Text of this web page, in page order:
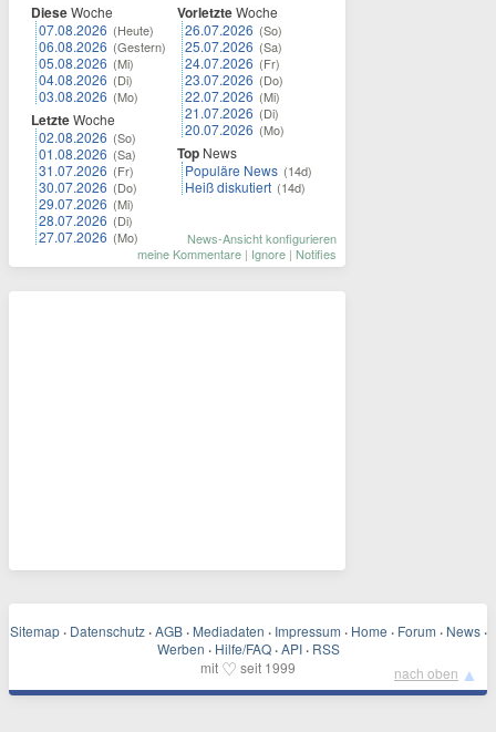
DieseWoche
07.08.2026 (Heute)
06.08.2026 (Gestern)
05.08.2026 (Mi)
04.08.2026 (Di)
03.08.2026 (Mo)
LetzteWoche
02.08.2026 (So)
01.08.2026 (Sa)
31.07.2026 (Fr)
30.07.2026 (Do)
29.07.2026 (Mi)
28.07.2026 (Di)
27.07.2026 (Mo)
VorletzteWoche
26.07.2026 (So)
25.07.2026 (Sa)
24.07.2026 (Fr)
23.07.2026 (Do)
22.07.2026 (Mi)
21.07.2026 (Di)
20.07.2026 (Mo)
Top News
Populäre News (14d)
Heiß diskutiert (14d)
News-Ansicht konfigurieren
meine Kommentare | Ignore | Notifies
Sitemap · Datenschutz · AGB · Mediadaten · Impressum · Home · Forum · News ·
Werben · Hilfe/FAQ · API · RSS
mit ♡ seit 1999 nach oben ▲